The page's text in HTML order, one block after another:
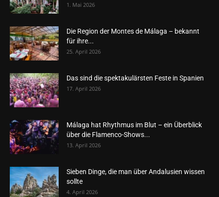
1. Mai 2026
Die Region der Montes de Málaga – bekannt
für ihre...
25. April 2026
Das sind die spektakulärsten Feste in Spanien
17. April 2026
Málaga hat Rhythmus im Blut – ein Überblick
über die Flamenco-Shows...
13. April 2026
Sieben Dinge, die man über Andalusien wissen
sollte
4. April 2026